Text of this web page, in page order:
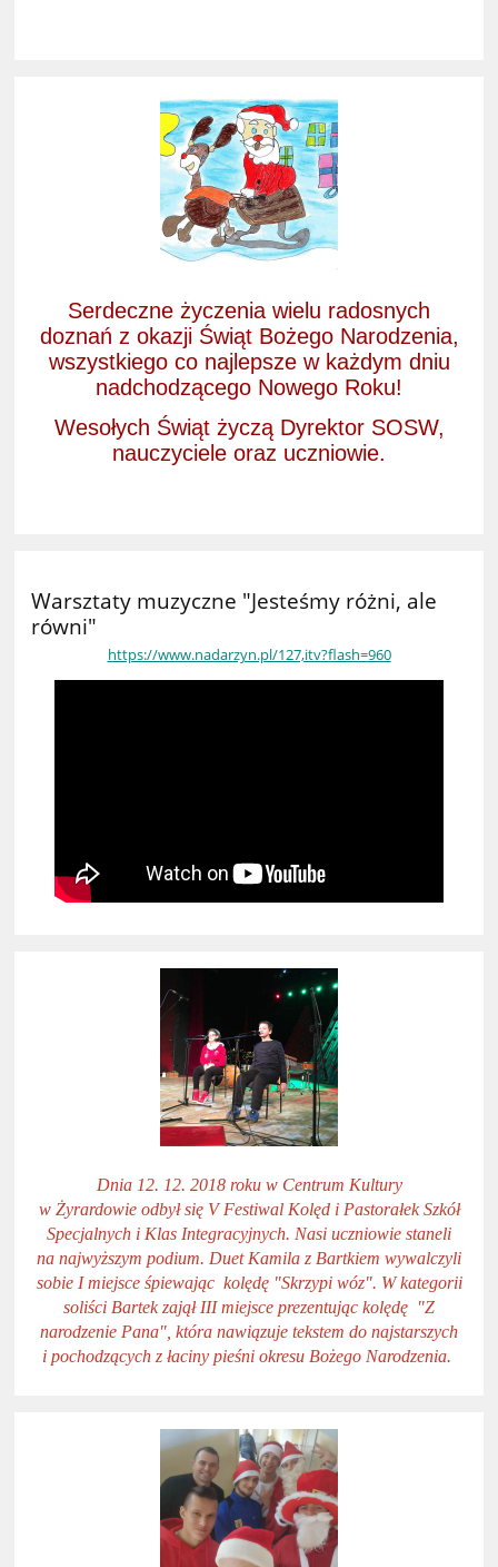
Serdeczne życzenia wielu radosnych
doznań z okazji Świąt Bożego Narodzenia,
wszystkiego co najlepsze w każdym dniu
nadchodzącego Nowego Roku!
Wesołych Świąt życzą Dyrektor SOSW,
nauczyciele oraz uczniowie.
Warsztaty muzyczne "Jesteśmy różni, ale
równi"
https://www.nadarzyn.pl/127,itv?flash=960
Dnia 12. 12. 2018 roku w Centrum Kultury
w Żyrardowie odbył się V Festiwal Kolęd i Pastorałek Szkół
Specjalnych i Klas Integracyjnych. Nasi uczniowie staneli
na najwyższym podium. Duet Kamila z Bartkiem wywalczyli
sobie I miejsce śpiewając kolędę "Skrzypi wóz". W kategorii
soliści Bartek zajął III miejsce prezentując kolędę "Z
narodzenie Pana", która nawiązuje tekstem do najstarszych
i pochodzących z łaciny pieśni okresu Bożego Narodzenia.